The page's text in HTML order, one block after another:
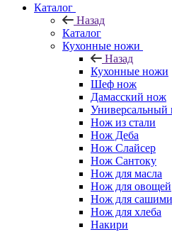
Каталог
Назад
Каталог
Кухонные ножи
Назад
Кухонные ножи
Шеф нож
Дамасский нож
Универсальный
Нож из стали
Нож Деба
Нож Слайсер
Нож Сантоку
Нож для масла
Нож для овощей
Нож для сашими
Нож для хлеба
Накири